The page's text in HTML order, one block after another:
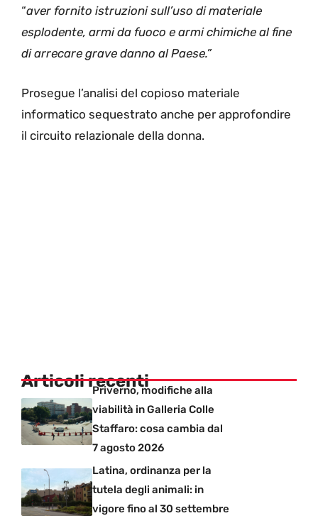
“aver fornito istruzioni sull’uso di materiale
esplodente, armi da fuoco e armi chimiche al fine
di arrecare grave danno al Paese.”
Prosegue l’analisi del copioso materiale
informatico sequestrato anche per approfondire
il circuito relazionale della donna.
Articoli recentiPriverno, modifiche alla
viabilità in Galleria Colle
Staffaro: cosa cambia dal
7 agosto 2026
Latina, ordinanza per la
tutela degli animali: in
vigore fino al 30 settembre